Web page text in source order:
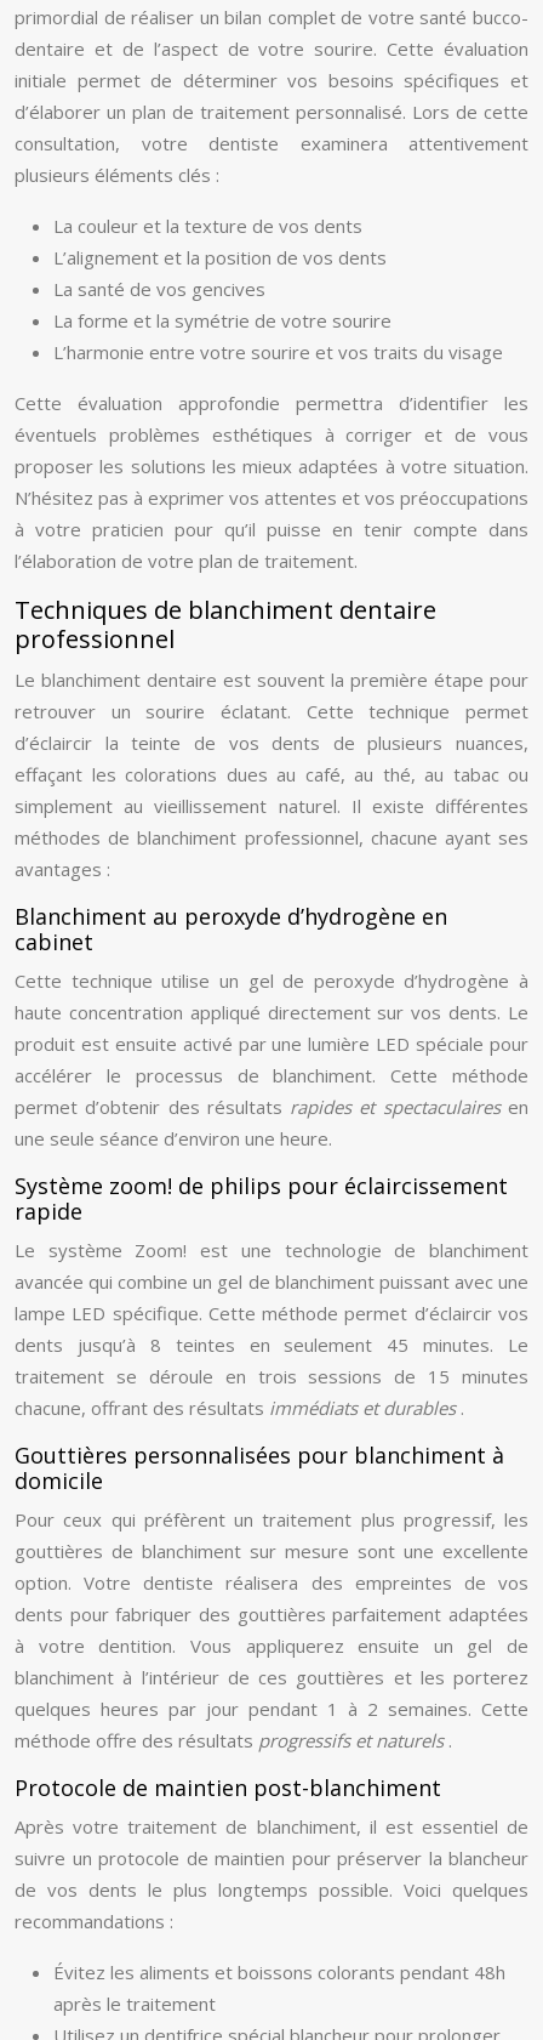
primordial de réaliser un bilan complet de votre santé bucco-
dentaire et de l’aspect de votre sourire. Cette évaluation
initiale permet de déterminer vos besoins spécifiques et
d’élaborer un plan de traitement personnalisé. Lors de cette
consultation, votre dentiste examinera attentivement
plusieurs éléments clés :
La couleur et la texture de vos dents
L’alignement et la position de vos dents
La santé de vos gencives
La forme et la symétrie de votre sourire
L’harmonie entre votre sourire et vos traits du visage
Cette évaluation approfondie permettra d’identifier les
éventuels problèmes esthétiques à corriger et de vous
proposer les solutions les mieux adaptées à votre situation.
N’hésitez pas à exprimer vos attentes et vos préoccupations
à votre praticien pour qu’il puisse en tenir compte dans
l’élaboration de votre plan de traitement.
Techniques de blanchiment dentaire
professionnel
Le blanchiment dentaire est souvent la première étape pour
retrouver un sourire éclatant. Cette technique permet
d’éclaircir la teinte de vos dents de plusieurs nuances,
effaçant les colorations dues au café, au thé, au tabac ou
simplement au vieillissement naturel. Il existe différentes
méthodes de blanchiment professionnel, chacune ayant ses
avantages :
Blanchiment au peroxyde d’hydrogène en
cabinet
Cette technique utilise un gel de peroxyde d’hydrogène à
haute concentration appliqué directement sur vos dents. Le
produit est ensuite activé par une lumière LED spéciale pour
accélérer le processus de blanchiment. Cette méthode
permet d’obtenir des résultats rapides et spectaculaires en
une seule séance d’environ une heure.
Système zoom! de philips pour éclaircissement
rapide
Le système Zoom! est une technologie de blanchiment
avancée qui combine un gel de blanchiment puissant avec une
lampe LED spécifique. Cette méthode permet d’éclaircir vos
dents jusqu’à 8 teintes en seulement 45 minutes. Le
traitement se déroule en trois sessions de 15 minutes
chacune, offrant des résultats immédiats et durables .
Gouttières personnalisées pour blanchiment à
domicile
Pour ceux qui préfèrent un traitement plus progressif, les
gouttières de blanchiment sur mesure sont une excellente
option. Votre dentiste réalisera des empreintes de vos
dents pour fabriquer des gouttières parfaitement adaptées
à votre dentition. Vous appliquerez ensuite un gel de
blanchiment à l’intérieur de ces gouttières et les porterez
quelques heures par jour pendant 1 à 2 semaines. Cette
méthode offre des résultats progressifs et naturels .
Protocole de maintien post-blanchiment
Après votre traitement de blanchiment, il est essentiel de
suivre un protocole de maintien pour préserver la blancheur
de vos dents le plus longtemps possible. Voici quelques
recommandations :
Évitez les aliments et boissons colorants pendant 48h
après le traitement
Utilisez un dentifrice spécial blancheur pour prolonger